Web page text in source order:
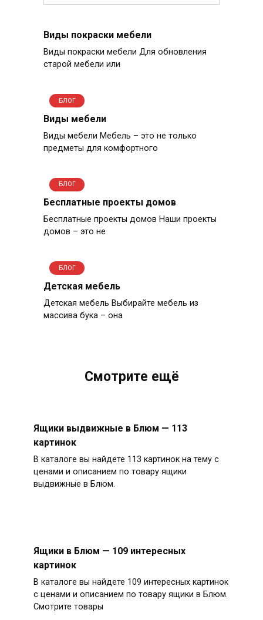
Виды покраски мебели
Виды покраски мебели Для обновления
старой мебели или
БЛОГ
Виды мебели
Виды мебели Мебель – это не только
предметы для комфортного
БЛОГ
Бесплатные проекты домов
Бесплатные проекты домов Наши проекты
домов – это не
БЛОГ
Детская мебель
Детская мебель Выбирайте мебель из
массива бука – она
Смотрите ещё
Ящики выдвижные в Блюм — 113
картинок
В каталоге вы найдете 113 картинок на тему с
ценами и описанием по товару ящики
выдвижные в Блюм.
Ящики в Блюм — 109 интересных
картинок
В каталоге вы найдете 109 интересных картинок
с ценами и описанием по товару ящики в Блюм.
Смотрите товары